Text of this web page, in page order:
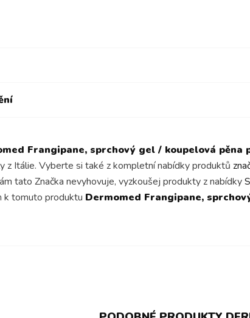
Frangipane, sprchový gel / koupelová pěna
z Itálie. Vyberte si také z kompletní nabídky produktů
tato Značka nevyhovuje, vyzkoušej produkty z nabídky
k tomuto produktu Dermomed Frangipane,